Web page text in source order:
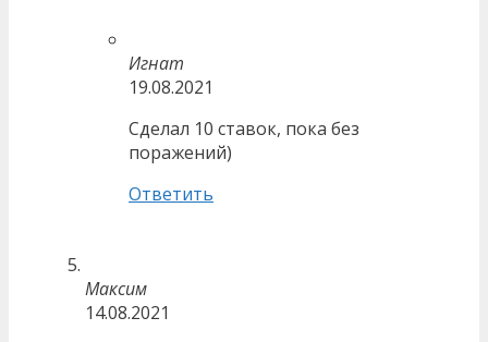
Игнат
19.08.2021
Сделал 10 ставок, пока без
поражений)
Ответить
Максим
14.08.2021